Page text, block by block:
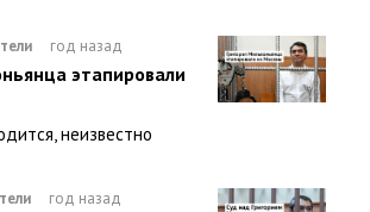
год назад
этапировали
неизвестно
год назад